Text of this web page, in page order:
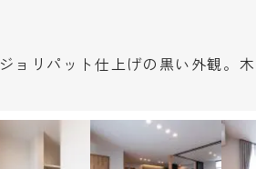
ジョリパット仕上げの黒い外観。